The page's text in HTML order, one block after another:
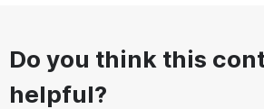
Do you think this
helpful?